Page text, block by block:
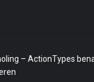
– ActionTypes